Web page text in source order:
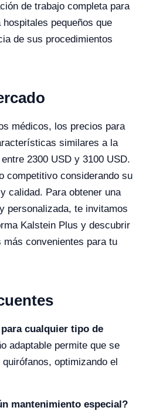
de trabajo completa para
pequeños que
de sus procedimientos
médicos, los precios para
similares a la
2300 USD y 3100 USD.
competitivo considerando su
calidad. Para obtener una
personalizada, te invitamos
Kalstein Plus y descubrir
convenientes para tu
cualquier tipo de
adaptable permite que se
optimizando el
mantenimiento especial?